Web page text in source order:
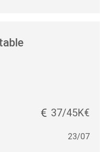
37/45K€
23/07